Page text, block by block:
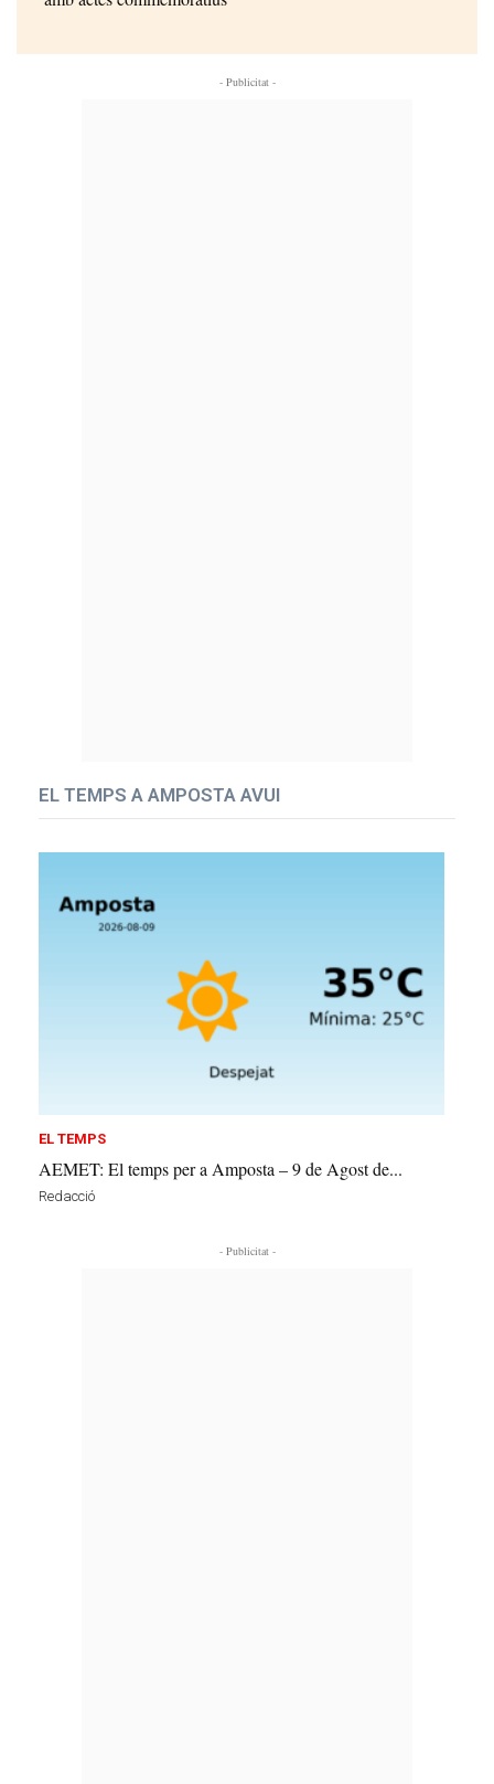
- Publicitat -
EL TEMPS A AMPOSTA AVUI
EL TEMPS
AEMET: El temps per a Amposta – 9 de Agost de...
Redacció
- Publicitat -